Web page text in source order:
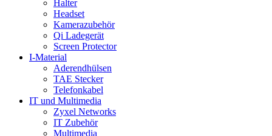
Halter
Headset
Kamerazubehör
Qi Ladegerät
Screen Protector
I-Material
Aderendhülsen
TAE Stecker
Telefonkabel
IT und Multimedia
Zyxel Networks
IT Zubehör
Multimedia